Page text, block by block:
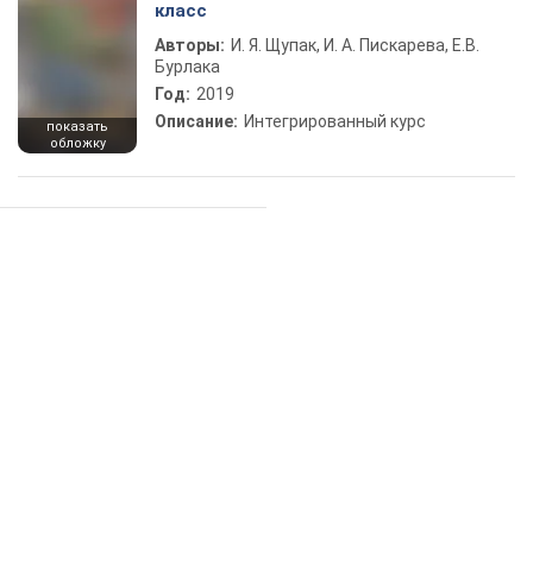
показать
обложку
класс
Авторы: И. Я. Щупак, И. А. Пискарева, Е.В.
Бурлака
Год: 2019
Описание: Интегрированный курс